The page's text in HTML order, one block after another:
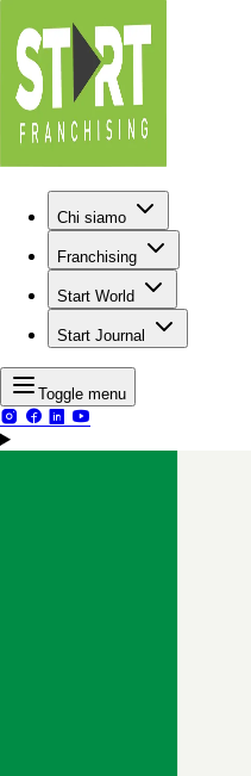
Chi siamo
Franchising
Start World
Start Journal
Toggle menu